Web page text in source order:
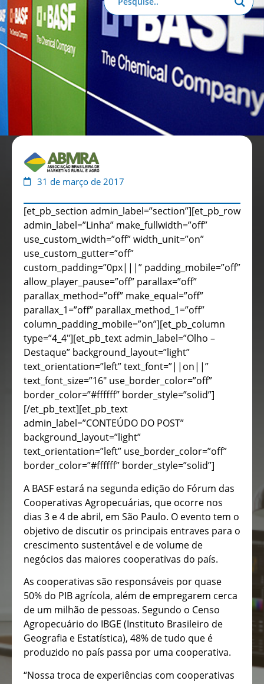
31 de março de 2017
[et_pb_section admin_label=”section”][et_pb_row
admin_label=”Linha” make_fullwidth=”off”
use_custom_width=”off” width_unit=”on”
use_custom_gutter=”off”
custom_padding=”0px|||” padding_mobile=”off”
allow_player_pause=”off” parallax=”off”
parallax_method=”off” make_equal=”off”
parallax_1=”off” parallax_method_1=”off”
column_padding_mobile=”on”][et_pb_column
type=”4_4″][et_pb_text admin_label=”Olho –
Destaque” background_layout=”light”
text_orientation=”left” text_font=”||on||”
text_font_size=”16″ use_border_color=”off”
border_color=”#ffffff” border_style=”solid”]
[/et_pb_text][et_pb_text
admin_label=”CONTEÚDO DO POST”
background_layout=”light”
text_orientation=”left” use_border_color=”off”
border_color=”#ffffff” border_style=”solid”]
A BASF estará na segunda edição do Fórum das
Cooperativas Agropecuárias, que ocorre nos
dias 3 e 4 de abril, em São Paulo. O evento tem o
objetivo de discutir os principais entraves para o
crescimento sustentável e de volume de
negócios das maiores cooperativas do país.
As cooperativas são responsáveis por quase
50% do PIB agrícola, além de empregarem cerca
de um milhão de pessoas. Segundo o Censo
Agropecuário do IBGE (Instituto Brasileiro de
Geografia e Estatística), 48% de tudo que é
produzido no país passa por uma cooperativa.
“Nossa troca de experiências com cooperativas